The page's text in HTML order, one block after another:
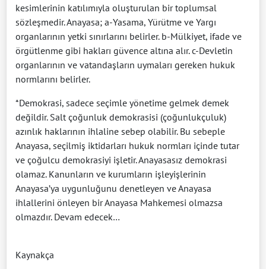
kesimlerinin katılımıyla oluşturulan bir toplumsal
sözleşmedir. Anayasa; a-Yasama, Yürütme ve Yargı
organlarının yetki sınırlarını belirler. b-Mülkiyet, ifade ve
örgütlenme gibi hakları güvence altına alır. c-Devletin
organlarının ve vatandaşların uymaları gereken hukuk
normlarını belirler.
*Demokrasi, sadece seçimle yönetime gelmek demek
değildir. Salt çoğunluk demokrasisi (çoğunlukçuluk)
azınlık haklarının ihlaline sebep olabilir. Bu sebeple
Anayasa, seçilmiş iktidarları hukuk normları içinde tutar
ve çoğulcu demokrasiyi işletir. Anayasasız demokrasi
olamaz. Kanunların ve kurumların işleyişlerinin
Anayasa’ya uygunluğunu denetleyen ve Anayasa
ihlallerini önleyen bir Anayasa Mahkemesi olmazsa
olmazdır. Devam edecek…
Kaynakça